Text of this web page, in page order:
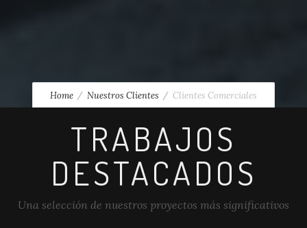
Home Nuestros Clientes Clientes Comerciales
TRABAJOS
DESTACADOS
Una selección de nuestros proyectos más significativos